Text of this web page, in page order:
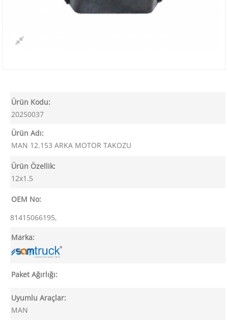
Ürün Kodu:
20250037
Ürün Adı:
MAN 12.153 ARKA MOTOR TAKOZU
Ürün Özellik:
12x1.5
OEM No:
81415066195,
Marka:
Paket Ağırlığı:
Uyumlu Araçlar:
MAN